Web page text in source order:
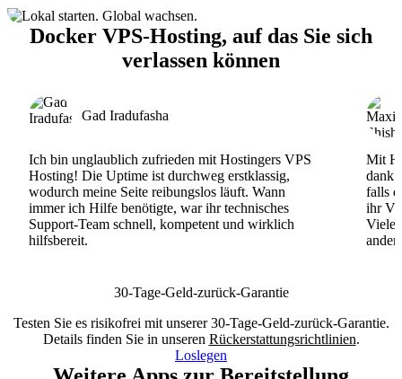
Docker VPS-Hosting, auf das Sie sich
verlassen können
Gad Iradufasha
Ich bin unglaublich zufrieden mit Hostingers VPS
Hosting! Die Uptime ist durchweg erstklassig,
wodurch meine Seite reibungslos läuft. Wann
immer ich Hilfe benötigte, war ihr technisches
Support-Team schnell, kompetent und wirklich
hilfsbereit.
Mit
dank
falls
ihr
30-Tage-Geld-zurück-Garantie
Testen Sie es risikofrei mit unserer 30-Tage-Geld-zurück-Garantie.
Details finden Sie in unseren Rückerstattungsrichtlinien.
Loslegen